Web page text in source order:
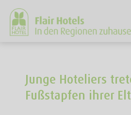
Zum
Inhalt
springen
UNSERE
Junge Hoteliers
Fußstapfen ihrer